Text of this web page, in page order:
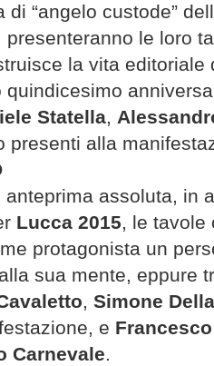
di “angelo custode”
presenteranno le loro
la vita editoriale
quindicesimo
Statella,
presenti alla
anteprima assoluta, in
Lucca 2015, le tavole
protagonista un
sua mente, eppure
, Simone
e
Carnevale.